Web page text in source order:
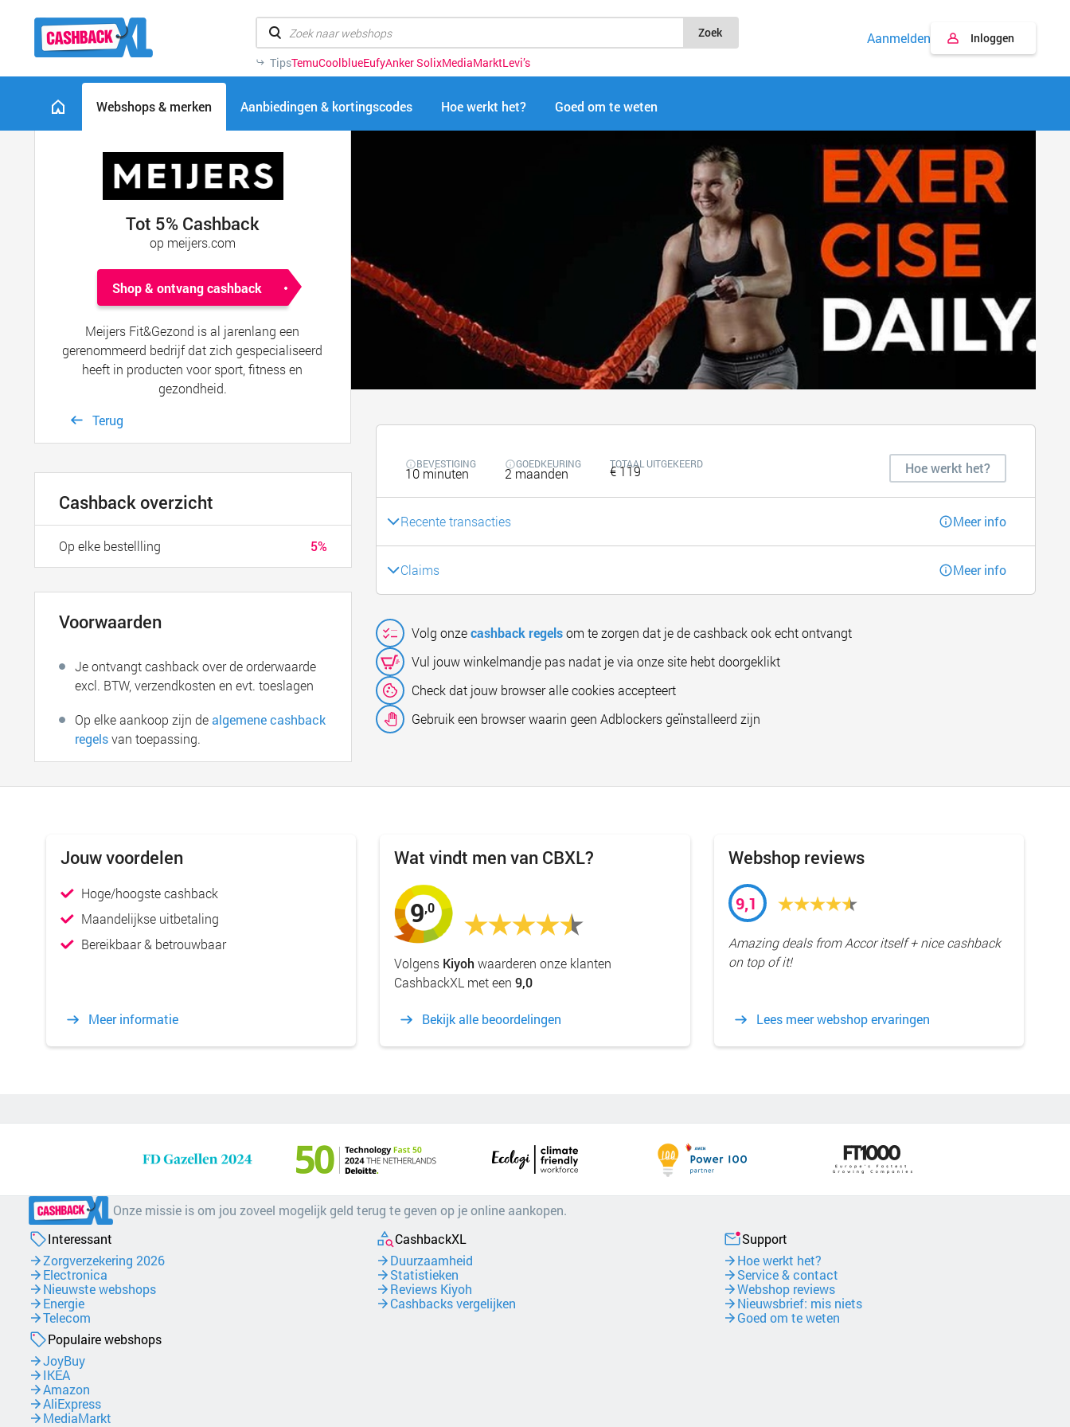
Zoek
TipsTemuCoolblueEufyAnker SolixMediaMarktLevi’s
Aanmelden Inloggen
Webshops & merken Aanbiedingen & kortingscodes Hoe werkt het? Goed om te weten
Tot 5% Cashback
op meijers.com
Shop & ontvang cashback
Meijers Fit&Gezond is al jarenlang een
gerenommeerd bedrijf dat zich gespecialiseerd
heeft in producten voor sport, fitness en
gezondheid.
Terug
BEVESTIGING
10 minuten
GOEDKEURING
2 maanden
TOTAAL UITGEKEERD
€ 119 Hoe werkt het?
Recente transacties Meer info
Claims Meer info
Volg onzecashback regelsom te zorgen dat je de cashback ook echt ontvangt
Vul jouw winkelmandje pas nadat je via onze site hebt doorgeklikt
Check dat jouw browser alle cookies accepteert
Gebruik een browser waarin geen Adblockers geïnstalleerd zijn
Cashback overzicht
5%
Op elke bestellling
Voorwaarden
Je ontvangt cashback over de orderwaarde
excl. BTW, verzendkosten en evt. toeslagen
Op elke aankoop zijn dealgemene cashback
regelsvan toepassing.
Jouw voordelen
Hoge/hoogste cashback
Maandelijkse uitbetaling
Bereikbaar & betrouwbaar
Meer informatie
Wat vindt men van CBXL?
9,0
Volgens Kiyoh waarderen onze klanten
CashbackXL met een9,0
Bekijk alle beoordelingen
Webshop reviews
9,1
Amazing deals from Accor itself + nice cashback
on top of it!
Lees meer webshop ervaringen
Onze missie is om jou zoveel mogelijk geld terug te geven op je online aankopen.
Interessant
Zorgverzekering 2026
Electronica
Nieuwste webshops
Energie
Telecom
CashbackXL
Duurzaamheid
Statistieken
Reviews Kiyoh
Cashbacks vergelijken
Support
Hoe werkt het?
Service & contact
Webshop reviews
Nieuwsbrief: mis niets
Goed om te weten
Populaire webshops
JoyBuy
IKEA
Amazon
AliExpress
MediaMarkt